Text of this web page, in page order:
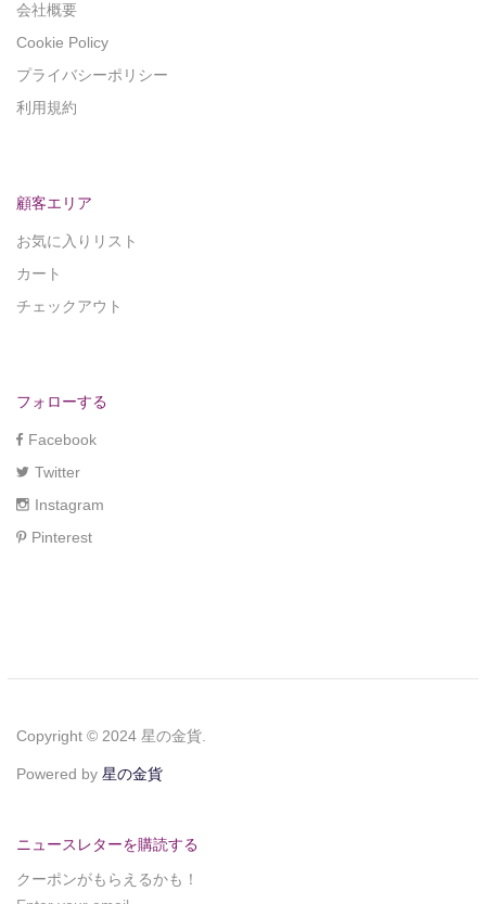
会社概要
Cookie Policy
プライバシーポリシー
利用規約
顧客エリア
お気に入りリスト
カート
チェックアウト
フォローする
Facebook
Twitter
Instagram
Pinterest
Copyright © 2024 星の金貨.
Powered by 星の金貨
ニュースレターを購読する
クーポンがもらえるかも！